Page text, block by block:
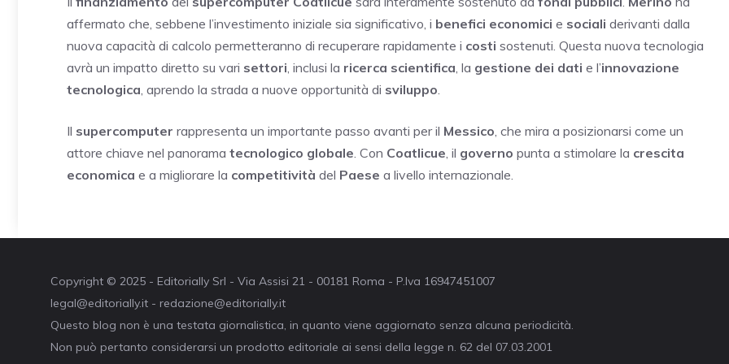
affermato che, sebbene l’investimento iniziale sia significativo, i benefici economici e sociali derivanti dalla
nuova capacità di calcolo permetteranno di recuperare rapidamente i costi sostenuti. Questa nuova tecnologia
avrà un impatto diretto su vari settori, inclusi la ricerca scientifica, la gestione dei dati e l’innovazione
tecnologica, aprendo la strada a nuove opportunità di sviluppo.
Il supercomputer rappresenta un importante passo avanti per il Messico, che mira a posizionarsi come un
attore chiave nel panorama tecnologico globale. Con Coatlicue, il governo punta a stimolare la crescita
economica e a migliorare la competitività del Paese a livello internazionale.
Copyright © 2025 - Editorially Srl - Via Assisi 21 - 00181 Roma - P.Iva 16947451007
legal@editorially.it - redazione@editorially.it
Questo blog non è una testata giornalistica, in quanto viene aggiornato senza alcuna periodicità.
Non può pertanto considerarsi un prodotto editoriale ai sensi della legge n. 62 del 07.03.2001